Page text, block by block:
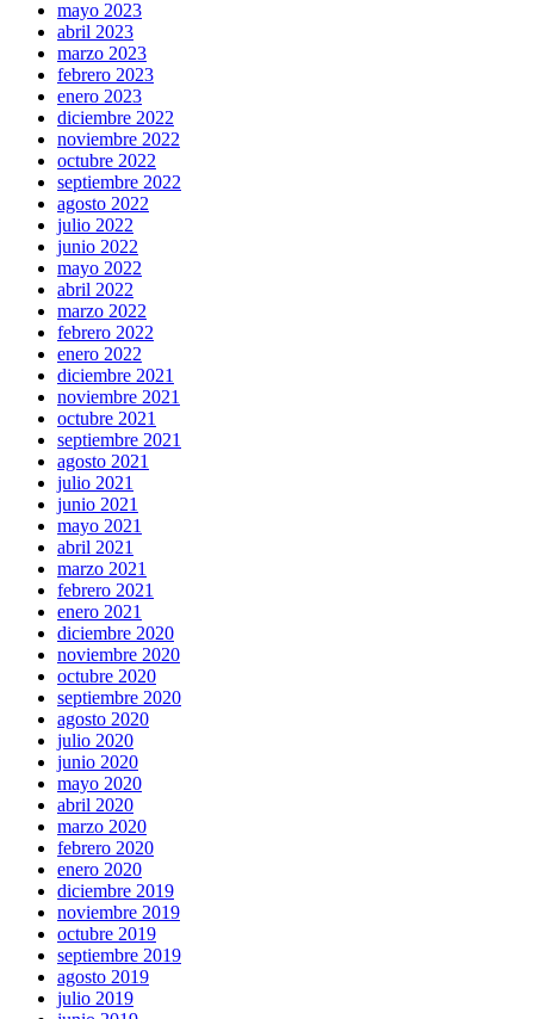
mayo 2023
abril 2023
marzo 2023
febrero 2023
enero 2023
diciembre 2022
noviembre 2022
octubre 2022
septiembre 2022
agosto 2022
julio 2022
junio 2022
mayo 2022
abril 2022
marzo 2022
febrero 2022
enero 2022
diciembre 2021
noviembre 2021
octubre 2021
septiembre 2021
agosto 2021
julio 2021
junio 2021
mayo 2021
abril 2021
marzo 2021
febrero 2021
enero 2021
diciembre 2020
noviembre 2020
octubre 2020
septiembre 2020
agosto 2020
julio 2020
junio 2020
mayo 2020
abril 2020
marzo 2020
febrero 2020
enero 2020
diciembre 2019
noviembre 2019
octubre 2019
septiembre 2019
agosto 2019
julio 2019